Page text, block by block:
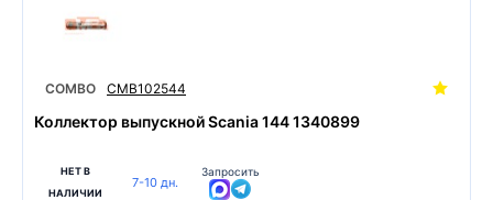
COMBO CMB102544
Коллектор выпускной Scania 144 1340899
НЕТ В
НАЛИЧИИ
7-10 дн.
Запросить